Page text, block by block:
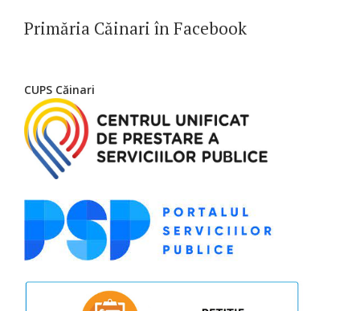
Primăria Căinari în Facebook
CUPS Căinari